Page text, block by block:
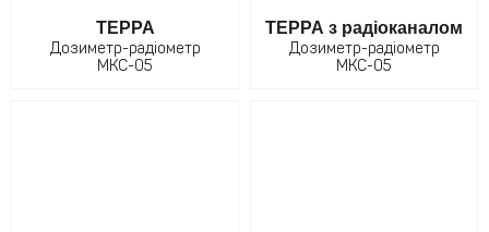
ТЕРРА
Дозиметр-радіометр
МКС-05
ТЕРРА з радіоканалом
Дозиметр-радіометр
МКС-05